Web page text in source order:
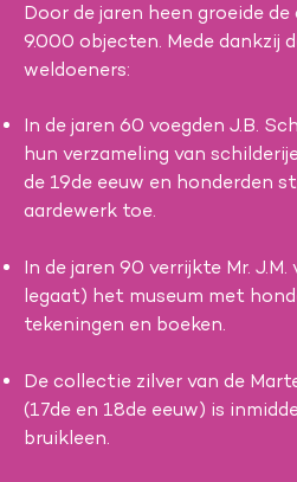
Door de jaren heen groeide
9.000 objecten. Mede dankzij
weldoeners:
In de jaren 60 voegden J.B.
hun verzameling van
de 19de eeuw en honderden
aardewerk toe.
In de jaren 90 verrijkte Mr.
legaat) het museum met
tekeningen en boeken.
De collectie zilver van de
(17de en 18de eeuw) is
bruikleen.